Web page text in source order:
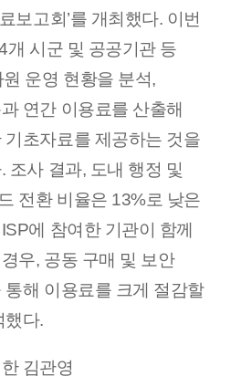
보고회’를 개최했다. 이번
개 시군 및 공공기관 등
운영 현황을 분석,
연간 이용료를 산출해
기초자료를 제공하는 것을
조사 결과, 도내 행정 및
전환 비율은 13%로 낮은
에 참여한 기관이 함께
우, 공동 구매 및 보안
통해 이용료를 크게 절감할
했다.
김관영